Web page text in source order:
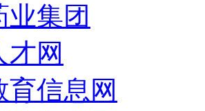
业集团
才网
育信息网